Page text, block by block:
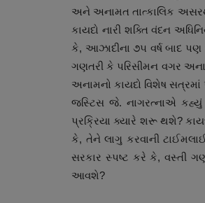
અને અનામત તાત્કાલિક
કાયદો નારી શક્તિ વંદન
કે, આઝાદીના ૭૫ વર્ષ બાદ
ગણતરી કે પરિસીમન વગર
અનામનો કાયદો વિશેષ
જસ્ટિસ જે. નાગરત્નાએ કહ્યું
પ્રક્રિયા ક્યારે શરૂ થશે?
કે, તેને લાગુ કરવાની
સરકાર સ્પષ્ટ કરે કે, વસ્તી
આવશે?